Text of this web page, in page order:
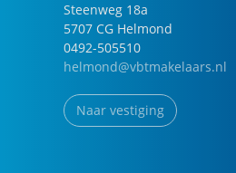
Steenweg 18a
5707 CG Helmond
0492-505510
helmond@vbtmakelaars.nl
Naar vestiging